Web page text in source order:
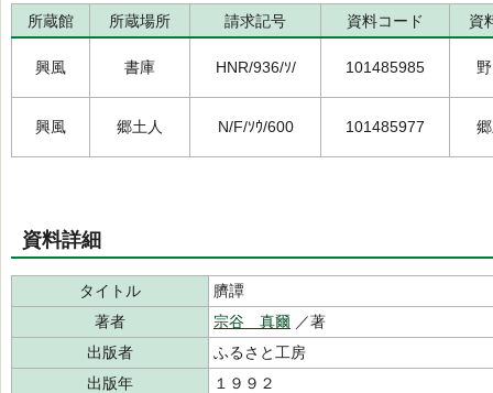
所蔵館 所蔵場所 請求記号 資料コード 資
興風 書庫 HNR/936/ｿ/ 101485985
興風 郷土人 N/F/ｿｳ/600 101485977
資料詳細
タイトル
臍譚
著者
宗谷 真爾 ／著
出版者
ふるさと工房
出版年
１９９２